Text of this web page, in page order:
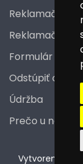
Reklamačný
Reklamačný
Formulár na
Odstúpiť od
Údržba
Prečo u nás
Vytvorené na